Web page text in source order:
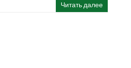
Читать далее